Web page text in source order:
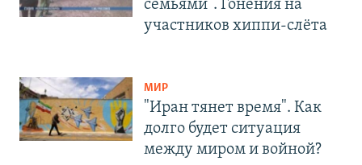
семьями". Гонения на
участников хиппи-слёта
МИР
"Иран тянет время". Как
долго будет ситуация
между миром и войной?